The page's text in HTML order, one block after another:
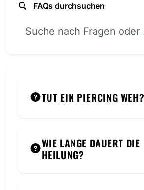
FAQs durchsuchen
TUT EIN PIERCING WEH?
WIE LANGE DAUERT DIE
HEILUNG?